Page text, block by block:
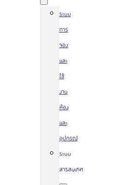
ระบบ
การ
จอง
และ
ใช้
งาน
ห้อง
และ
อุปกรณ์
ระบบ
สารสนเทศ